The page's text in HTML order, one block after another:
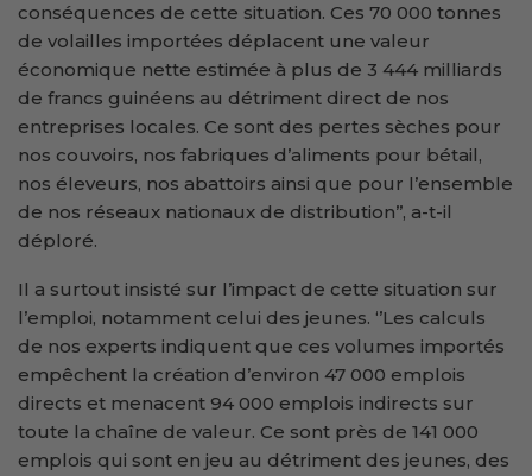
conséquences de cette situation. Ces 70 000 tonnes
de volailles importées déplacent une valeur
économique nette estimée à plus de 3 444 milliards
de francs guinéens au détriment direct de nos
entreprises locales. Ce sont des pertes sèches pour
nos couvoirs, nos fabriques d’aliments pour bétail,
nos éleveurs, nos abattoirs ainsi que pour l’ensemble
de nos réseaux nationaux de distribution’’, a-t-il
déploré.
Il a surtout insisté sur l’impact de cette situation sur
l’emploi, notamment celui des jeunes. ‘’Les calculs
de nos experts indiquent que ces volumes importés
empêchent la création d’environ 47 000 emplois
directs et menacent 94 000 emplois indirects sur
toute la chaîne de valeur. Ce sont près de 141 000
emplois qui sont en jeu au détriment des jeunes, des